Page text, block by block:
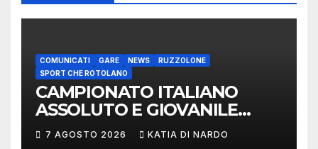
COMUNICATI GARE NEWS
RUZZOLONE
SPORT CHE ROTOLANO
CAMPIONATO ITALIANO
ASSOLUTO E GIOVANILE
LANCIO DEL RUZZOLONE
7 AGOSTO 2026 KATIA DI NARDO